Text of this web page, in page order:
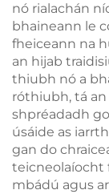
nó rialachán
bhaineann le
fheiceann na
an hijab
thiubh nó a
róthiubh, tá
shpréadadh
úsáide as
gan do
teicneolaíocht
mbádú agus